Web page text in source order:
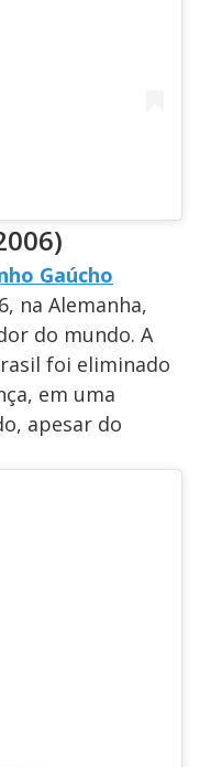
Gaúcho
na Alemanha,
do mundo. A
foi eliminado
em uma
apesar do